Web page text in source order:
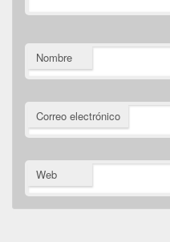
Nombre
Correo electrónico
Web